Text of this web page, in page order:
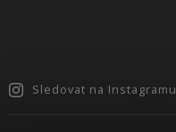
Sledovat na Instagramu